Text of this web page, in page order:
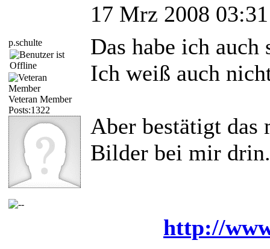
p.schulte
Veteran Member
Posts:1322
17 Mrz 2008 03:31
Das habe ich
Ich weiß auch
Aber bestätigt
Bilder bei mir
http://